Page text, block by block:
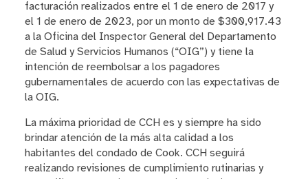
facturación realizados entre el 1 de enero de 2017 y
el 1 de enero de 2023, por un monto de $300,917.43
a la Oficina del Inspector General del Departamento
de Salud y Servicios Humanos (“OIG”) y tiene la
intención de reembolsar a los pagadores
gubernamentales de acuerdo con las expectativas de
la OIG.
La máxima prioridad de CCH es y siempre ha sido
brindar atención de la más alta calidad a los
habitantes del condado de Cook. CCH seguirá
realizando revisiones de cumplimiento rutinarias y